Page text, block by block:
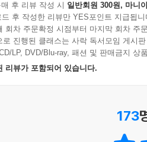
후 리뷰 작성 시 일반회원 300원, 마니
후 작성한 리뷰만 YES포인트 지급됩니
회차 주문확정 시점부터 마지막 회차 주
로 진행된 클래스는 사락 독서모임 게시
LP, DVD/Blu-ray, 패션 및 판매금지 상
리뷰가 포함되어 있습니다.
173